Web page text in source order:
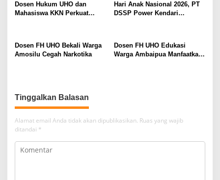
Dosen Hukum UHO dan
Mahasiswa KKN Perkuat
Hari Anak Nasional 2026, PT
DSSP Power Kendari
Dosen FH UHO Bekali Warga
Amosilu Cegah Narkotika
Dosen FH UHO Edukasi
Warga Ambaipua Manfaatkan
Tinggalkan Balasan
Alamat email Anda tidak akan dipublikasikan. Ruas yang wajib
ditandai *